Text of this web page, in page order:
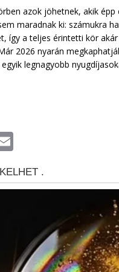
azok jöhetnek, akik
maradnak ki: számukra
így a teljes érintetti kör
2026 nyarán
legnagyobb
ai